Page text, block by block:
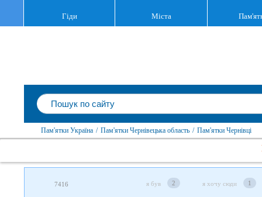
Гіди Міста
Пам'ятки Україна / Пам'ятки Чернівецька область / Пам'ятки Чернівці
7416 я був 2 я хочу сюди 1